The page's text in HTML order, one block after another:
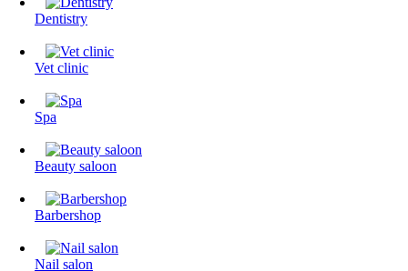
Dentistry
Vet clinic
Spa
Beauty saloon
Barbershop
Nail salon